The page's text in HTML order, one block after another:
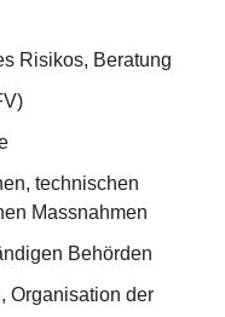
Risikos, Beratung
technischen
Massnahmen
Behörden
Organisation der